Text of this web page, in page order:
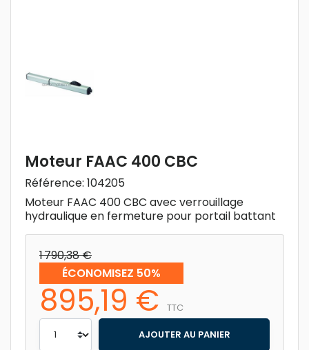
Moteur FAAC 400 CBC
Référence: 104205
Moteur FAAC 400 CBC avec verrouillage
hydraulique en fermeture pour portail battant
1 790,38 €
ÉCONOMISEZ 50%
895,19 € TTC
AJOUTER AU PANIER